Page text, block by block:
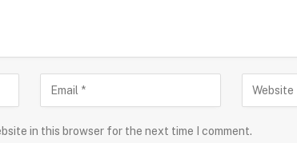
in this browser for the next time I comment.